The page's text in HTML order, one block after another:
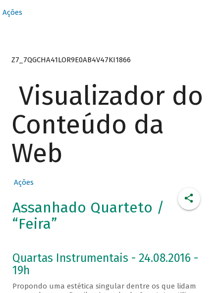
Ações
Z7_7QGCHA41LOR9E0AB4V47KI1866
Visualizador do
Conteúdo da
Web
Ações
Assanhado Quarteto /
“Feira”
Quartas Instrumentais - 24.08.2016 -
19h
Propondo uma estética singular dentre os que lidam